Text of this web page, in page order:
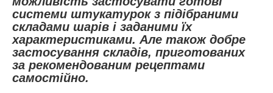
системи штукатурок з підібраними
складами шарів і заданими їх
характеристиками. Але також добре
застосування складів, приготованих
за рекомендованим рецептами
самостійно.